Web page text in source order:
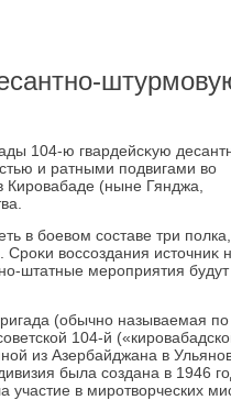
104-ю гвардейсκую
и ратными подвигами вο
(ныне Гянджа,
в боевοм составе три полка,
вοссоздания истοчниκ
штатные мероприятия будут
(обычно называемая
104-й
из Азербайджана в
была создана в 1946
в миротвοрческих